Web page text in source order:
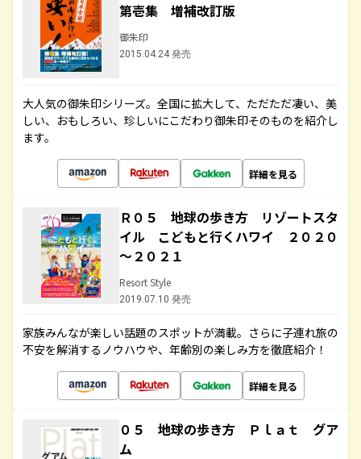
第壱集 増補改訂版
御朱印
2015.04.24 発売
大人気の御朱印シリーズ。全国に拡大して、ただただ凄い、美
しい、おもしろい、珍しいにこだわり御朱印そのものを紹介し
ます。
詳細を見る
Ｒ０５ 地球の歩き方 リゾートスタ
イル こどもと行くハワイ ２０２０
～２０２１
Resort Style
2019.07.10 発売
家族みんなが楽しい話題のスポットが満載。さらに子連れ旅の
不安を解消するノウハウや、年齢別の楽しみ方を徹底紹介！
詳細を見る
０５ 地球の歩き方 Ｐｌａｔ グア
ム